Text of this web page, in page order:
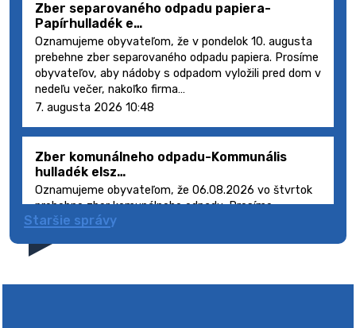
Zber separovaného odpadu papiera-
Papírhulladék e…
Oznamujeme obyvateľom, že v pondelok 10. augusta
prebehne zber separovaného odpadu papiera. Prosíme
obyvateľov, aby nádoby s odpadom vyložili pred dom v
nedeľu večer, nakoľko firma…
7. augusta 2026 10:48
Zber komunálneho odpadu-Kommunális
hulladék elsz…
Oznamujeme obyvateľom, že 06.08.2026 vo štvrtok
prebehne zber komunálneho odpadu. Prosíme
obyvateľov, aby smetné nádoby s odpadom vyložili
5. augusta 2026 08:41
Staršie správy